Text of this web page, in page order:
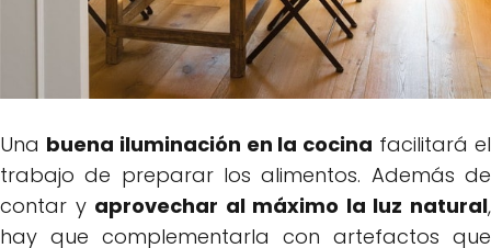
Una buena iluminación en la cocina facilitará el
trabajo de preparar los alimentos. Además de
contar y aprovechar al máximo la luz natural,
hay que complementarla con artefactos que